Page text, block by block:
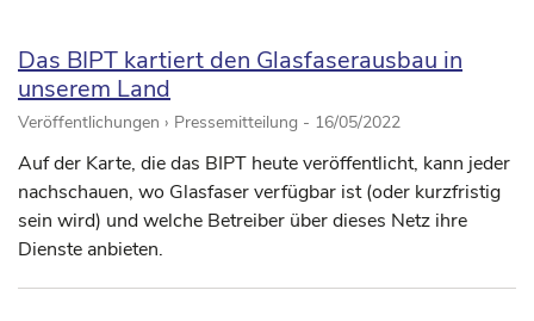
Das BIPT kartiert den Glasfaserausbau in
unserem Land
Veröffentlichungen › Pressemitteilung - 16/05/2022
Auf der Karte, die das BIPT heute veröffentlicht, kann jeder
nachschauen, wo Glasfaser verfügbar ist (oder kurzfristig
sein wird) und welche Betreiber über dieses Netz ihre
Dienste anbieten.